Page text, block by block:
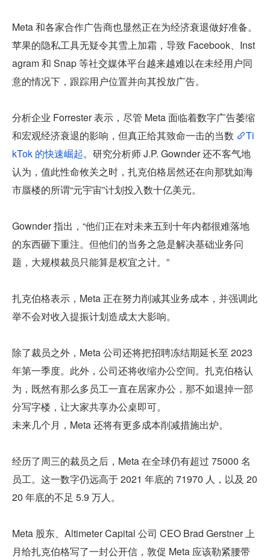
Meta 和各家合作广告商也显然正在为经济衰退做好准备。
苹果的隐私工具无疑令其雪上加霜，导致 Facebook、Inst
agram 和 Snap 等社交媒体平台越来越难以在未经用户同
意的情况下，跟踪用户位置并向其投放广告。
分析企业 Forrester 表示，尽管 Meta 面临着数字广告萎缩
和宏观经济衰退的影响，但真正给其致命一击的当数
Ti
kTok 的快速崛起。研究分析师 J.P. Gownder 还不客气地
认为，值此性命攸关之时，扎克伯格居然还在向那犹如海
市蜃楼的所谓“元宇宙”计划投入数十亿美元。
Gownder 指出，“他们正在对未来五到十年内都很难落地
的东西砸下重注。但他们的当务之急是解决基础业务问
题，大规模裁员只能算是权宜之计。”
扎克伯格表示，Meta 正在努力削减其业务成本，并强调此
举不会对收入提振计划造成太大影响。
除了裁员之外，Meta 公司还将把招聘冻结期延长至 2023
年第一季度。此外，公司还将收缩办公空间。扎克伯格认
为，既然有那么多员工一直在居家办公，那不如退掉一部
分写字楼，让大家共享办公桌即可。
未来几个月，Meta 还将有更多成本削减措施出炉。
经历了周三的裁员之后，Meta 在全球仍有超过 75000 名
员工。这一数字仍远高于 2021 年底的 71970 人，以及 20
20 年底的不足 5.9 万人。
Meta 股东、Altimeter Capital 公司 CEO Brad Gerstner 上
月给扎克伯格写了一封公开信，敦促 Meta 应该勒紧腰带